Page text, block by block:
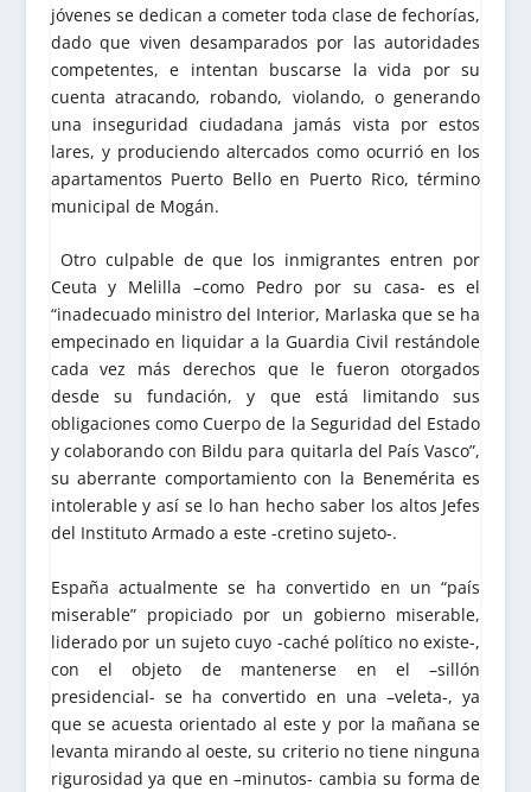
jóvenes se dedican a cometer toda clase de fechorías,
dado que viven desamparados por las autoridades
competentes, e intentan buscarse la vida por su
cuenta atracando, robando, violando, o generando
una inseguridad ciudadana jamás vista por estos
lares, y produciendo altercados como ocurrió en los
apartamentos Puerto Bello en Puerto Rico, término
municipal de Mogán.
Otro culpable de que los inmigrantes entren por
Ceuta y Melilla –como Pedro por su casa- es el
“inadecuado ministro del Interior, Marlaska que se ha
empecinado en liquidar a la Guardia Civil restándole
cada vez más derechos que le fueron otorgados
desde su fundación, y que está limitando sus
obligaciones como Cuerpo de la Seguridad del Estado
y colaborando con Bildu para quitarla del País Vasco”,
su aberrante comportamiento con la Benemérita es
intolerable y así se lo han hecho saber los altos Jefes
del Instituto Armado a este -cretino sujeto-.
España actualmente se ha convertido en un “país
miserable” propiciado por un gobierno miserable,
liderado por un sujeto cuyo -caché político no existe-,
con el objeto de mantenerse en el –sillón
presidencial- se ha convertido en una –veleta-, ya
que se acuesta orientado al este y por la mañana se
levanta mirando al oeste, su criterio no tiene ninguna
rigurosidad ya que en –minutos- cambia su forma de